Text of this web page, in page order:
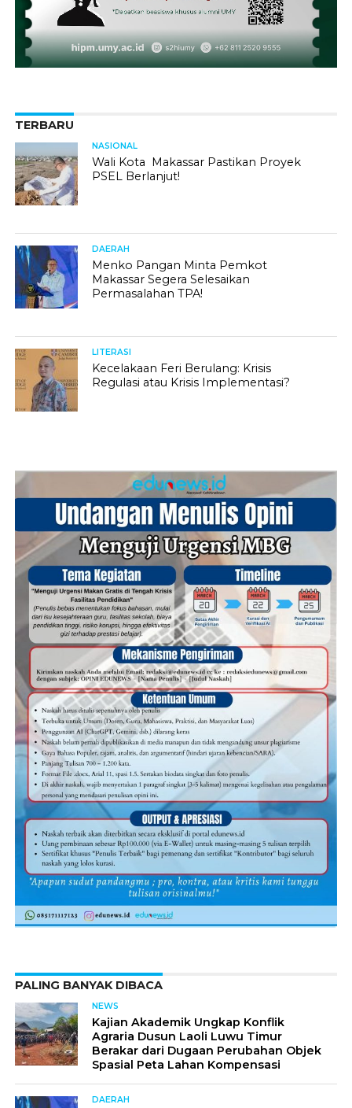
TERBARU
NASIONAL
Wali Kota Makassar Pastikan Proyek
PSEL Berlanjut!
DAERAH
Menko Pangan Minta Pemkot
Makassar Segera Selesaikan
Permasalahan TPA!
LITERASI
Kecelakaan Feri Berulang: Krisis
Regulasi atau Krisis Implementasi?
PALING BANYAK DIBACA
NEWS
Kajian Akademik Ungkap Konflik
Agraria Dusun Laoli Luwu Timur
Berakar dari Dugaan Perubahan Objek
Spasial Peta Lahan Kompensasi
DAERAH